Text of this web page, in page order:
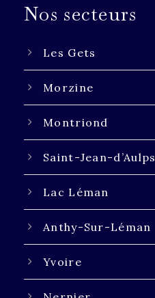
Nos secteurs
Les Gets
Morzine
Montriond
Saint-Jean-d’Aulps
Lac Léman
Anthy-Sur-Léman
Yvoire